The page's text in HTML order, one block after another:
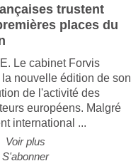
trustent
places du
Le cabinet Forvis
nouvelle édition de son
de l'activité des
européens. Malgré
international ...
Voir plus
S'abonner